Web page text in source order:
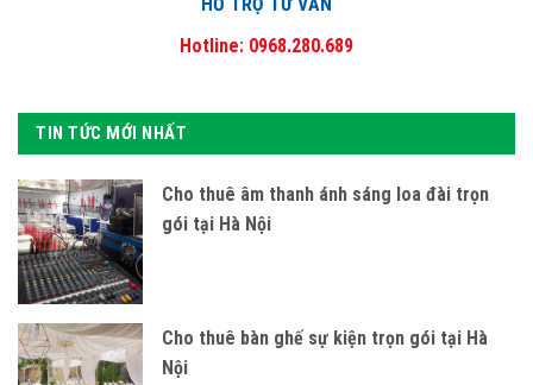
HỖ TRỢ TƯ VẤN
Hotline: 0968.280.689
TIN TỨC MỚI NHẤT
Cho thuê âm thanh ánh sáng loa đài trọn
gói tại Hà Nội
Cho thuê bàn ghế sự kiện trọn gói tại Hà
Nội